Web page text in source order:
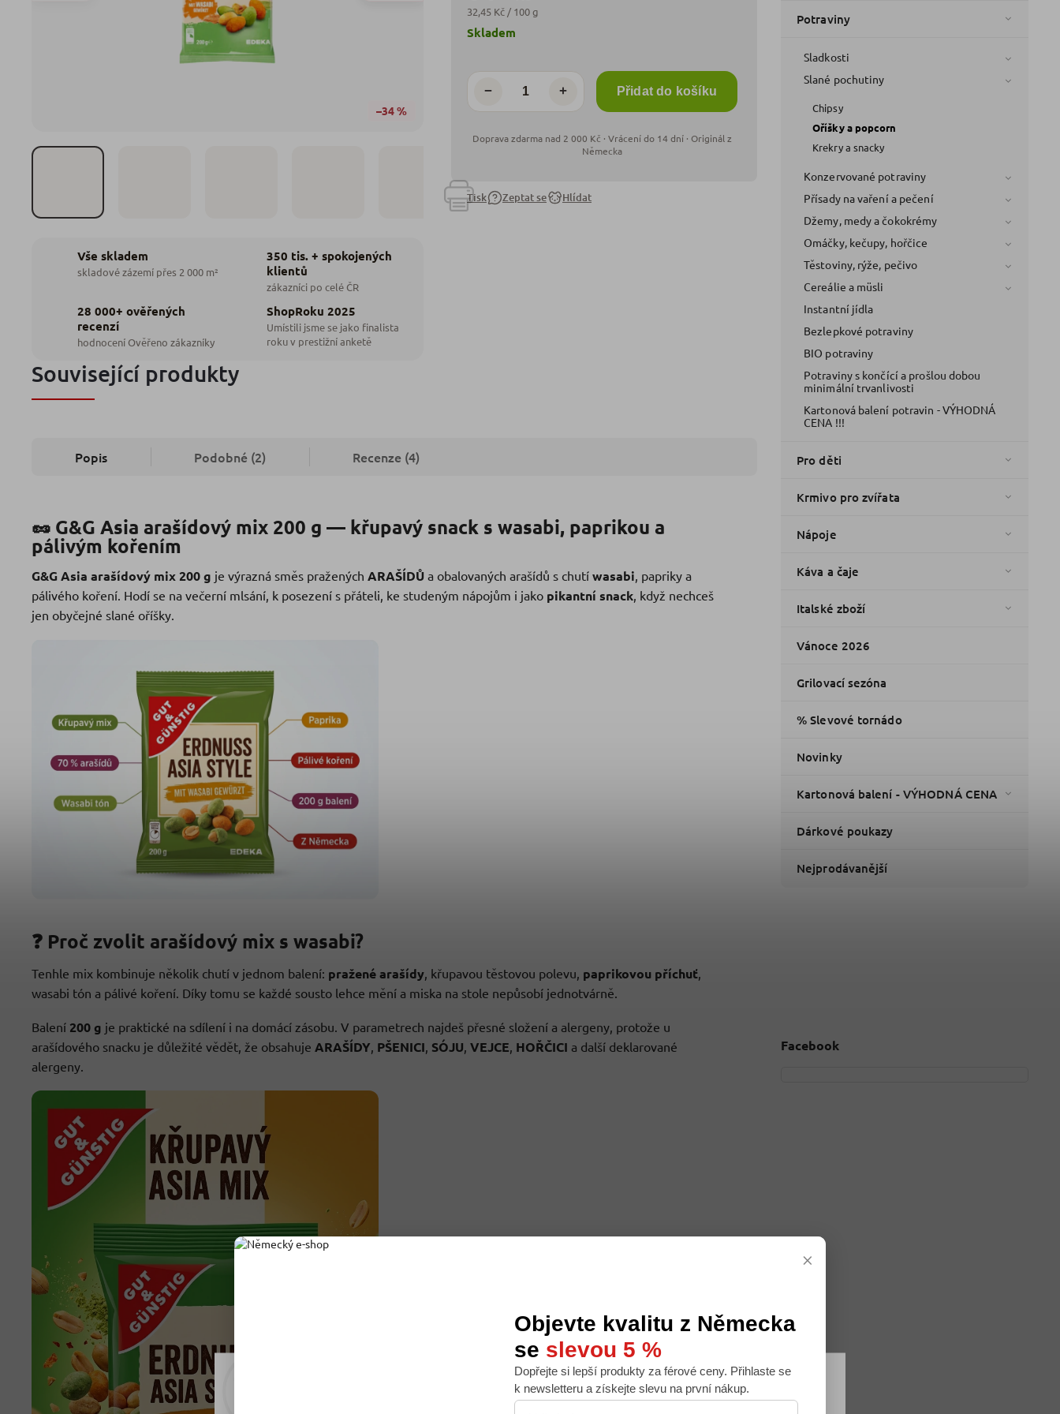
Rádi vám upravujeme nabídku na míru, ale abychom to zvládli, používáme k
tomu soubory cookie. Používáním tohoto webu s tím souhlasíte.
Souhlasím
Potraviny
Sladkosti
Slané pochutiny
Chipsy
Oříšky a popcorn
Krekry a snacky
Konzervované potraviny
Přísady na vaření a pečení
Džemy, medy a čokokrémy
Omáčky, kečupy, hořčice
Těstoviny, rýže, pečivo
Cereálie a müsli
Instantní jídla
Bezlepkové potraviny
BIO potraviny
Potraviny s končící a prošlou dobou
minimální trvanlivosti
Kartonová balení potravin - VÝHODNÁ
CENA !!!
Pro děti
Krmivo pro zvířata
Nápoje
Káva a čaje
Italské zboží
Vánoce 2026
Grilovací sezóna
% Slevové tornádo
Novinky
Kartonová balení - VÝHODNÁ CENA
Dárkové poukazy
Nejprodávanější
Facebook
–34 %
Vše skladem
skladové zázemí přes 2 000 m²
350 tis. + spokojených
klientů
zákazníci po celé ČR
28 000+ ověřených
recenzí
hodnocení Ověřeno zákazníky
ShopRoku 2025
Umístili jsme se jako finalista
roku v prestižní anketě
32,45 Kč / 100 g
+
− Přidat do košíku
Skladem
Tisk Zeptat se Hlídat
Související produkty
Popis Podobné (2) Recenze (4)
🥜 G&G Asia arašídový mix 200 g — křupavý snack s wasabi, paprikou a
pálivým kořením
G&G Asia arašídový mix 200 g je výrazná směs pražených ARAŠÍDŮ a obalovaných arašídů s chutí wasabi , papriky a
pálivého koření. Hodí se na večerní mlsání, k posezení s přáteli, ke studeným nápojům i jako pikantní snack , když nechceš
jen obyčejné slané oříšky.
❓ Proč zvolit arašídový mix s wasabi?
Tenhle mix kombinuje několik chutí v jednom balení: pražené arašídy , křupavou těstovou polevu, paprikovou příchuť
wasabi tón a pálivé koření. Díky tomu se každé sousto lehce mění a miska na stole nepůsobí jednotvárně.
Balení 200 g je praktické na sdílení i na domácí zásobu. V parametrech najdeš přesné složení a alergeny, protože u
arašídového snacku je důležité vědět, že obsahuje ARAŠÍDY PŠENICI SÓJU VEJCE HOŘČICI a další deklarované
alergeny.
×
Objevte kvalitu z Německa
se slevou 5 %
Dopřejte si lepší produkty za férové ceny. Přihlaste se
k newsletteru a získejte slevu na první nákup.